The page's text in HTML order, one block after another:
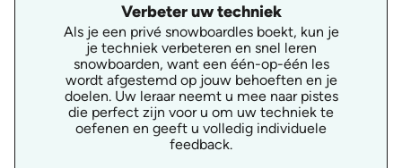
Verbeter uw techniek
Als je een privé snowboardles boekt, kun je
je techniek verbeteren en snel leren
snowboarden, want een één-op-één les
wordt afgestemd op jouw behoeften en je
doelen. Uw leraar neemt u mee naar pistes
die perfect zijn voor u om uw techniek te
oefenen en geeft u volledig individuele
feedback.